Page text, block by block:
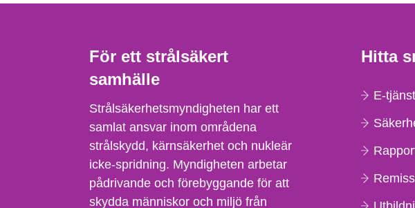
För ett strålsäkert
samhälle
Strålsäkerhetsmyndigheten har ett
samlat ansvar inom områdena
strålskydd, kärnsäkerhet och nukleär
icke-spridning. Myndigheten arbetar
pådrivande och förebyggande för att
skydda människor och miljö från
Hitta
E-